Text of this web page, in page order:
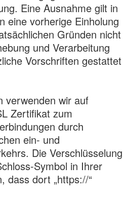
Eine Ausnahme gilt in
eine vorherige Einholung
Gründen nicht
und Verarbeitung
Vorschriften gestattet
verwenden wir auf
Zertifikat zum
durch
ein- und
Die Verschlüsselung
Symbol in Ihrer
dass dort „https://“